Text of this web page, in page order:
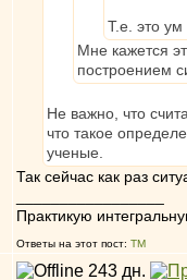
Т.е. это ум
Мне кажется
построением
Не важно, что
что такое
ученые.
Так сейчас как раз
Практикую
Ответы на этот пост: ТМ